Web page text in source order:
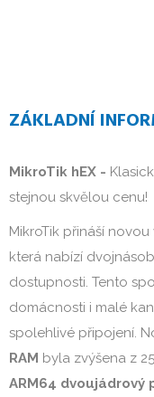
ZÁKLADNÍ
MikroTik hEX -
stejnou skvělou cenu!
MikroTik přináší
která nabízí
dostupnosti. Tento
domácnosti i malé
spolehlivé připojení.
RAM byla zvýšena z
ARM64 dvoujádrový